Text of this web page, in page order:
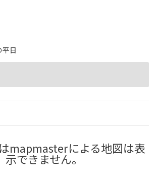
日
mapmasterによる地図は表
示できません。